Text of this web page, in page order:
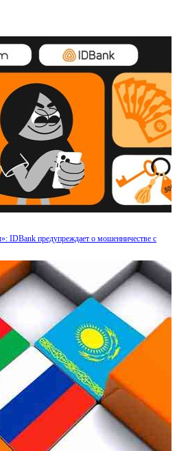
IDBank предупреждает о мошенничестве с